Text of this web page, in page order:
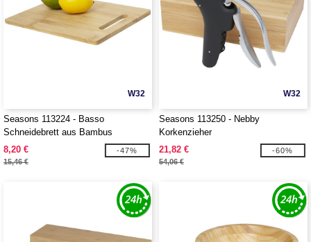
W32
Seasons 113224 - Basso
Schneidebrett aus Bambus
8,20 €
15,46 €
-47%
W32
Seasons 113250 - Nebby
Korkenzieher
21,82 €
54,06 €
-60%